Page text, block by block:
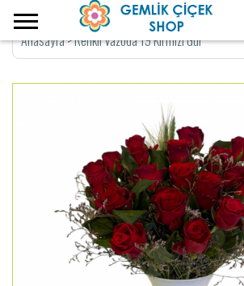
Anasayfa>Renkli Vazoda 19 Kırmızı Gül